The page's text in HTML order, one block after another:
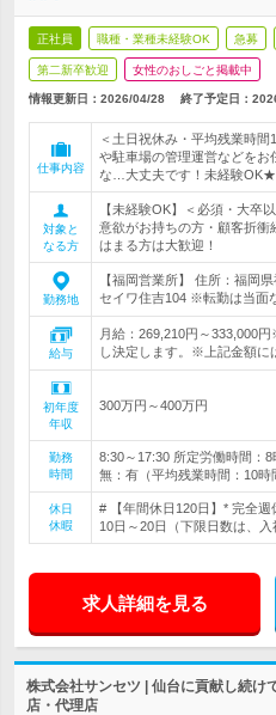
正社員 職種・業種未経験OK 急募
第二新卒歓迎 女性のおしごと掲載中
情報更新日：2026/04/28 終了予定日：
仕事内容
＜土日祝休み・平均残業時
や駐車場の管理運営などをお
な…大丈夫です！未経験OK★
対象と
なる方
【未経験OK】＜必須・大卒
意欲がお持ちの方・顧客折衝
はまる方は大歓迎！
勤務地
【福岡営業所】 住所：福岡
セイワ住吉104 ※転勤は当面
給与
月給：269,210円～333,000
し決定します。※上記金額に
初年度
年収
300万円～400万円
勤務
時間
8:30～17:30 所定労働時間：
無：有（平均残業時間：10時
休日
休暇
# 【年間休日120日】* 完全
10日～20日（下限日数は、入
求人詳細を見る
株式会社サンセツ | 仙台に貢献し続
店・代理店